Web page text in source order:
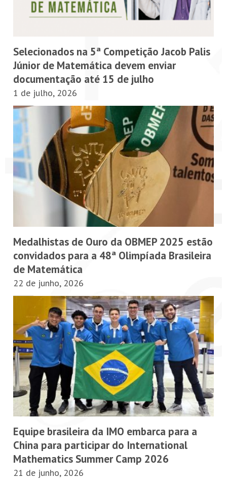
Selecionados na 5ª Competição Jacob Palis
Júnior de Matemática devem enviar
documentação até 15 de julho
1 de julho, 2026
Medalhistas de Ouro da OBMEP 2025 estão
convidados para a 48ª Olimpíada Brasileira
de Matemática
22 de junho, 2026
Equipe brasileira da IMO embarca para a
China para participar do International
Mathematics Summer Camp 2026
21 de junho, 2026